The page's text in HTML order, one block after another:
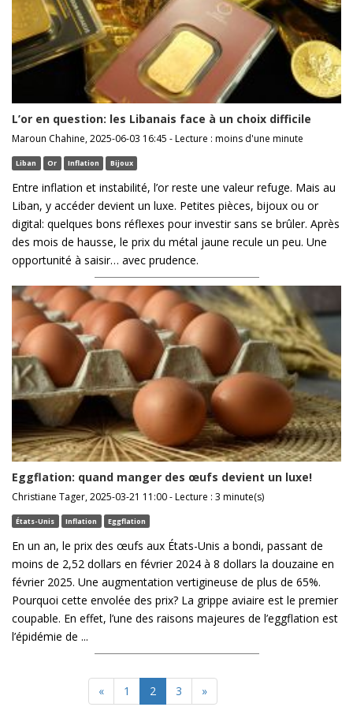
L’or en question: les Libanais face à un choix difficile
Maroun Chahine, 2025-06-03 16:45 - Lecture : moins d'une minute
Liban Or Inflation Bijoux
Entre inflation et instabilité, l’or reste une valeur refuge. Mais au
Liban, y accéder devient un luxe. Petites pièces, bijoux ou or
digital: quelques bons réflexes pour investir sans se brûler. Après
des mois de hausse, le prix du métal jaune recule un peu. Une
opportunité à saisir… avec prudence.
Eggflation: quand manger des œufs devient un luxe!
Christiane Tager, 2025-03-21 11:00 - Lecture : 3 minute(s)
États-Unis Inflation Eggflation
En un an, le prix des œufs aux États-Unis a bondi, passant de
moins de 2,52 dollars en février 2024 à 8 dollars la douzaine en
février 2025. Une augmentation vertigineuse de plus de 65%.
Pourquoi cette envolée des prix? La grippe aviaire est le premier
coupable. En effet, l’une des raisons majeures de l’eggflation est
l’épidémie de ...
« 1 2 3 »